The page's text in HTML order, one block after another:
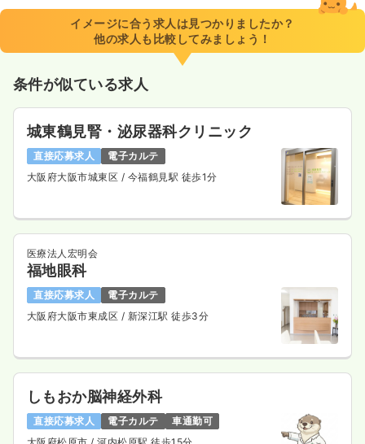
9:00～17:00
4週8休以上
年収700万円以上可
気になる
2交代（常勤） 一時募集休止
給与 550〜700 万円/年
4週8休以上
年収700万円以上可
一般＋療養
27.9万円〜/月 賞与2.6ヶ月
※経験6年の例
時間 9:00～17:00（休憩60分）
イメージに合う求人は見つかりましたか？
他の求人も比較してみましょう！
条件が似ている求人
城東鶴見腎・泌尿器科クリニック
直接応募求人
電子カルテ
大阪府大阪市城東区 / 今福鶴見駅 徒歩1分
医療法人宏明会
福地眼科
直接応募求人
電子カルテ
大阪府大阪市東成区 / 新深江駅 徒歩3分
しもおか脳神経外科
直接応募求人 電子カルテ
車通勤可